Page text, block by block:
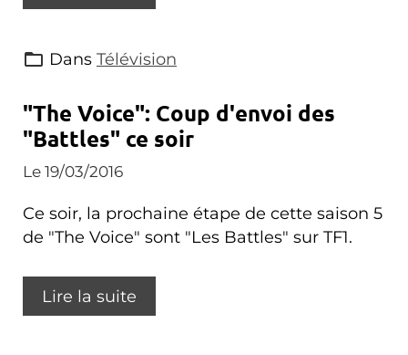
Dans Télévision
"The Voice": Coup d'envoi des
"Battles" ce soir
Le 19/03/2016
Ce soir, la prochaine étape de cette saison 5
de "The Voice" sont "Les Battles" sur TF1.
Lire la suite